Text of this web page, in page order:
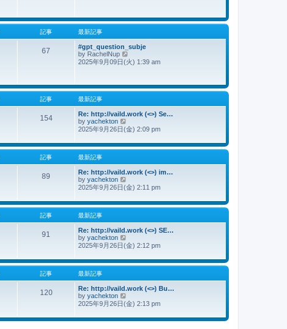
記事 最新記事
67
#gpt_question_subje
by RachelNup
新
2025年9月09日(火) 1:39 am
記事 最新記事
154
Re: http://vaild.work (<>) Se…
by yachekton
新
事
2025年9月26日(金) 2:09 pm
記事 最新記事
89
Re: http://vaild.work (<>) im…
by yachekton
新
事
2025年9月26日(金) 2:11 pm
記事 最新記事
91
Re: http://vaild.work (<>) SE…
by yachekton
新
事
2025年9月26日(金) 2:12 pm
記事 最新記事
120
Re: http://vaild.work (<>) Bu…
by yachekton
新
事
2025年9月26日(金) 2:13 pm